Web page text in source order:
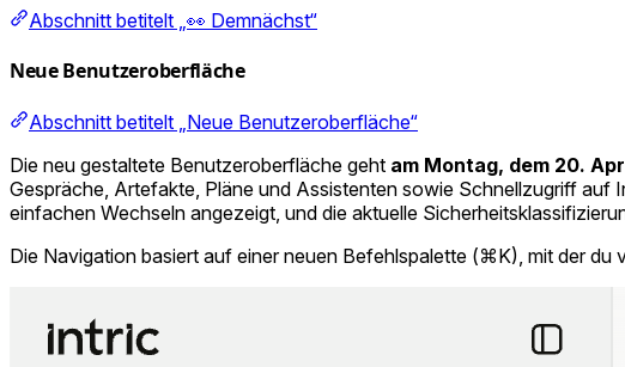
Abschnitt betitelt „👀 Demnächst“
Neue Benutzeroberfläche
Abschnitt betitelt „Neue Benutzeroberfläche“
Die neu gestaltete Benutzeroberfläche geht am Montag, dem 20.
Gespräche, Artefakte, Pläne und Assistenten sowie Schnellzugriff
einfachen Wechseln angezeigt, und die aktuelle
Die Navigation basiert auf einer neuen Befehlspalette (⌘K), mit der